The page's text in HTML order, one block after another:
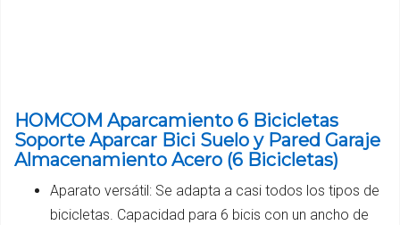
HOMCOM Aparcamiento 6 Bicicletas
Soporte Aparcar Bici Suelo y Pared Garaje
Almacenamiento Acero (6 Bicicletas)
Aparato versátil: Se adapta a casi todos los tipos de
bicicletas. Capacidad para 6 bicis con un ancho de